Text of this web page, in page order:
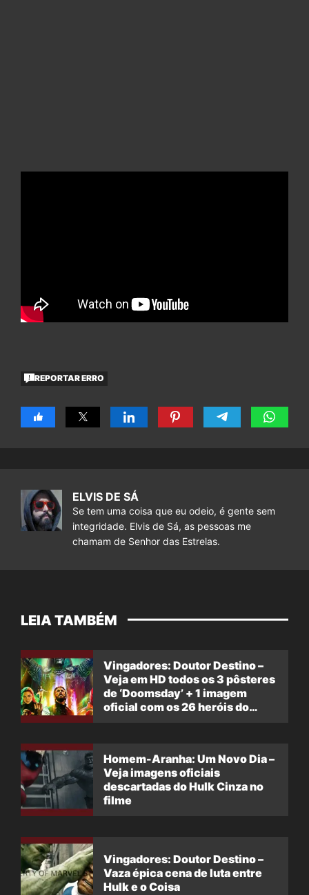
REPORTAR ERRO
ELVIS DE SÁ
Se tem uma coisa que eu odeio, é gente sem
integridade. Elvis de Sá, as pessoas me
chamam de Senhor das Estrelas.
LEIA TAMBÉM
Vingadores: Doutor Destino –
Veja em HD todos os 3 pôsteres
de ‘Doomsday’ + 1 imagem
oficial com os 26 heróis do
Homem-Aranha: Um Novo Dia –
Veja imagens oficiais
descartadas do Hulk Cinza no
filme
Vingadores: Doutor Destino –
Vaza épica cena de luta entre
Hulk e o Coisa